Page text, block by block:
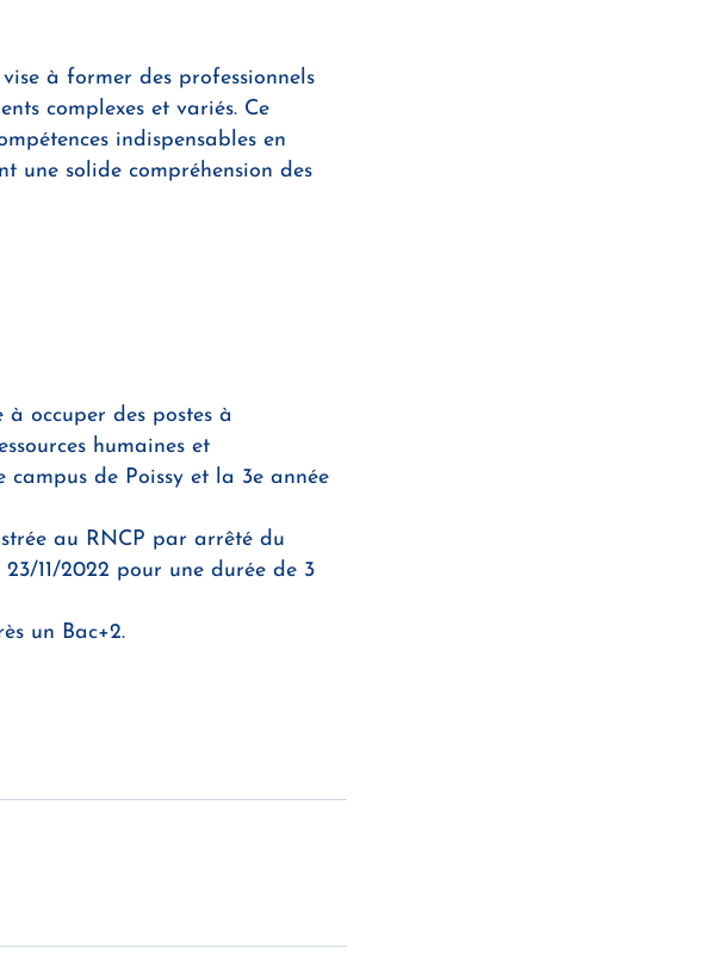
à former des professionnels
complexes et variés. Ce
indispensables en
une solide compréhension des
occuper des postes à
humaines et
de Poissy et la 3e année
au RNCP par arrêté du
11/2022 pour une durée de 3
un Bac+2.
Whatsapp